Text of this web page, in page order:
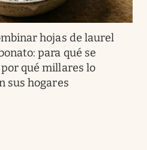
hojas de laurel
para qué se
qué millares lo
sus hogares